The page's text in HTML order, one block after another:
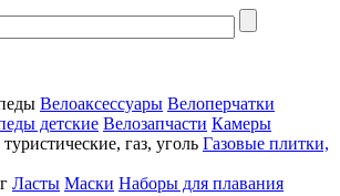
Велоаксессуары Велоперчатки
детские Велозапчасти Камеры
газ, уголь Газовые плитки,
Ласты Маски Наборы для плавания